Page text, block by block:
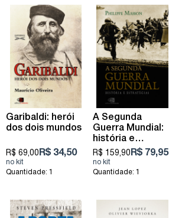
Garibaldi: herói
dos dois mundos
R$ 69,00 R$ 34,50
Quantidade: 1
A Segunda
Guerra Mundial:
história e
estratégias
R$ 159,90 R$ 79,95
Quantidade: 1